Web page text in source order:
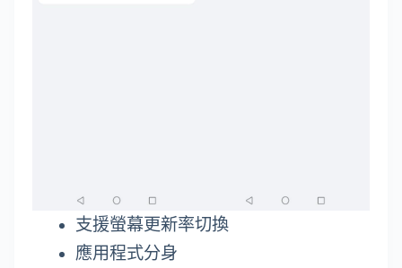
支援螢幕更新率切換
應用程式分身